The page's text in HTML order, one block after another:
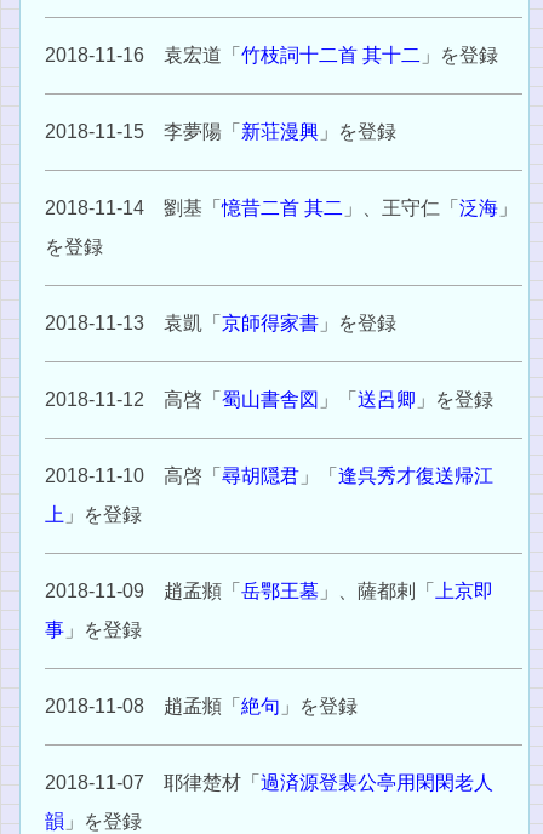
2018-11-16 袁宏道「竹枝詞十二首 其十二 」を登録
2018-11-15 李夢陽「 新荘漫興 」を登録
2018-11-14 劉基「憶昔二首 其二 」、王守仁「泛海 」
を登録
2018-11-13 袁凱「京師得家書 」を登録
2018-11-12 高啓「蜀山書舎図 」「送呂卿 」を登録
2018-11-10 高啓「尋胡隠君 」「逢呉秀才復送帰江
上 」を登録
2018-11-09 趙孟頫「岳鄂王墓 」、薩都剌「
上京即
事 」を登録
2018-11-08 趙孟頫「絶句 」を登録
2018-11-07 耶律楚材「過済源登裴公亭用閑閑老人
韻 」を登録